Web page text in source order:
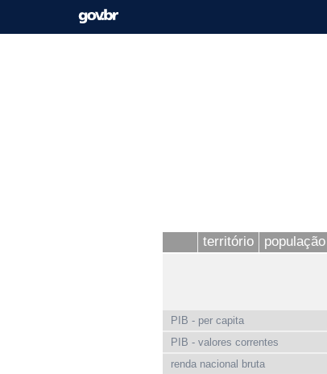
território população
PIB - per capita
PIB - valores correntes
renda nacional bruta